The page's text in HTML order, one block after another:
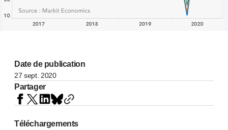
Date de publication
27 sept. 2020
Partager
Téléchargements